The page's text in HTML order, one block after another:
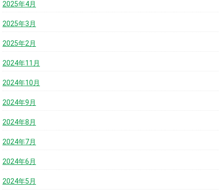
2025年4月
2025年3月
2025年2月
2024年11月
2024年10月
2024年9月
2024年8月
2024年7月
2024年6月
2024年5月